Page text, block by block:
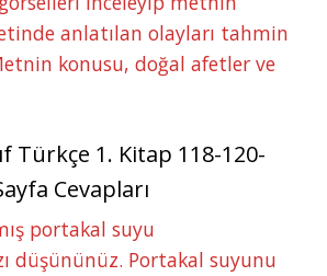
anlatılan olayları tahmin
konusu, doğal afetler ve
Türkçe 1. Kitap 118-120-
Cevapları
portakal suyu
düşününüz. Portakal suyunu